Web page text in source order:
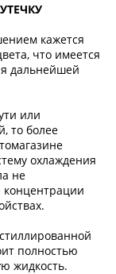
кажется
что имеется
дальнейшей
или
то более
охлаждения
не
концентрации
полностью
жидкость.